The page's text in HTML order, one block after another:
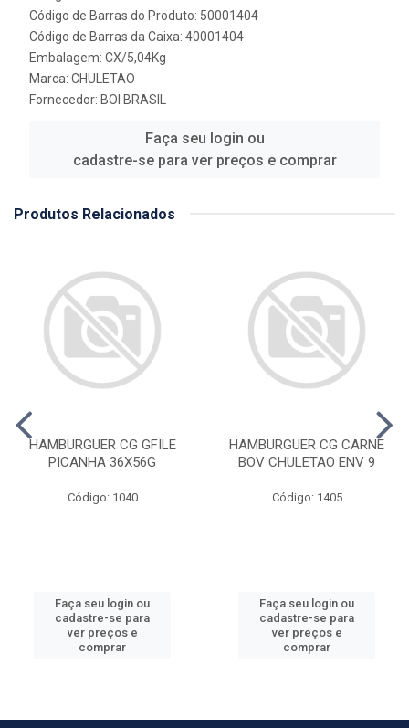
Código de Barras do Produto: 50001404
Código de Barras da Caixa: 40001404
Embalagem: CX/5,04Kg
Marca: CHULETAO
Fornecedor: BOI BRASIL
Faça seu login ou
cadastre-se para ver preços e comprar
Produtos Relacionados
HAMBURGUER CG GFILE
PICANHA 36X56G
Código: 1040
Faça seu login ou
cadastre-se para
ver preços e
comprar
HAMBURGUER CG CARNE
BOV CHULETAO ENV 9
Código: 1405
Faça seu login ou
cadastre-se para
ver preços e
comprar